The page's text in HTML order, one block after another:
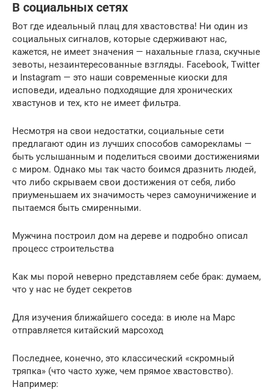
В социальных сетях
Вот где идеальный плац для хвастовства! Ни один из
социальных сигналов, которые сдерживают нас,
кажется, не имеет значения — нахальные глаза, скучные
зевоты, незаинтересованные взгляды. Facebook, Twitter
и Instagram — это наши современные киоски для
исповеди, идеально подходящие для хронических
хвастунов и тех, кто не имеет фильтра.
Несмотря на свои недостатки, социальные сети
предлагают один из лучших способов саморекламы —
быть услышанным и поделиться своими достижениями
с миром. Однако мы так часто боимся дразнить людей,
что либо скрываем свои достижения от себя, либо
приуменьшаем их значимость через самоуничижение и
пытаемся быть смиренными.
Мужчина построил дом на дереве и подробно описал
процесс строительства
Как мы порой неверно представляем себе брак: думаем,
что у нас не будет секретов
Для изучения ближайшего соседа: в июле на Марс
отправляется китайский марсоход
Последнее, конечно, это классический «скромный
тряпка» (что часто хуже, чем прямое хвастовство).
Например: